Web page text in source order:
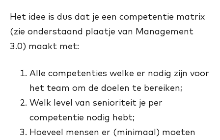
Het idee is dus dat je een competentie matrix
(zie onderstaand plaatje van Management
3.0) maakt met:
Alle competenties welke er nodig zijn voor
het team om de doelen te bereiken;
Welk level van senioriteit je per
competentie nodig hebt;
Hoeveel mensen er (minimaal) moeten